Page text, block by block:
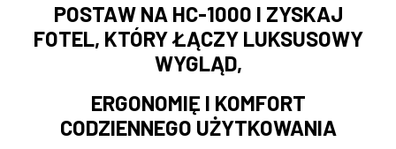
POSTAW NA HC-1000 I ZYSKAJ
FOTEL, KTÓRY ŁĄCZY LUKSUSOWY
WYGLĄD,
ERGONOMIĘ I KOMFORT
CODZIENNEGO UŻYTKOWANIA